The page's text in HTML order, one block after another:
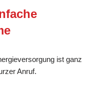
ist ganz
Anruf.